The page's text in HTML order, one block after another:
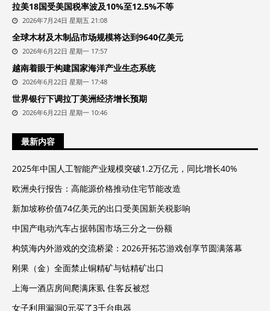
拉美18国受美国税率波及10%至12.5%不等
2026年7月24日 星期五 21:08
全球木材及木制品市场规模将达到9640亿美元
2026年6月22日 星期一 17:57
越南着眼于构建国家海洋产业生态系统
2026年6月22日 星期一 17:48
世界银行下调拉丁美洲经济增长预期
2026年6月22日 星期一 10:46
最新内容
2025年中国人工智能产业规模突破1.2万亿元，同比增长40%
欧洲央行报告：高能源价格推动住宅节能改造
新加坡称价值74亿美元的出口受美国新关税影响
中国产电动汽车占据韩国市场三分之一份额
构筑海内外游戏的交流桥梁：2026开拓芯游戏创享节圆满落幕
刚果（金）全面禁止铜精矿与钴精矿出口
上海一酒店房间爬满床虱 住客反被怼
女子利用漏洞0元买了3千台电器